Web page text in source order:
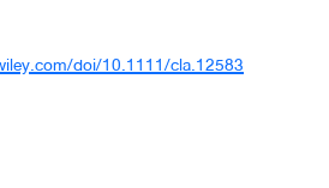
doi/10.1111/cla.12583